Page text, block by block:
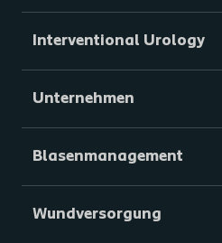
Interventional Urology
Unternehmen
Blasenmanagement
Wundversorgung